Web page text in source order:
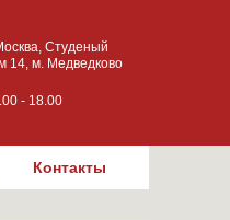
Студеный
14, м. Медведково
- 18.00
Контакты